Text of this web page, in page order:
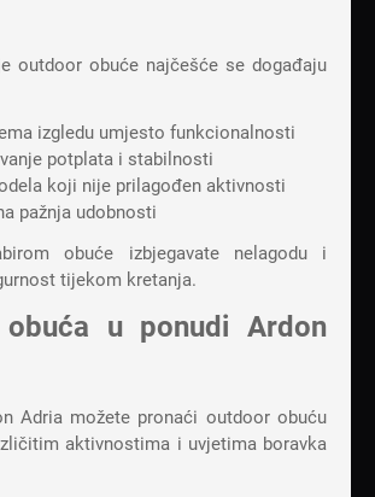
outdoor obuće najčešće se događaju
izgledu umjesto funkcionalnosti
potplata i stabilnosti
koji nije prilagođen aktivnosti
pažnja udobnosti
obuće izbjegavate nelagodu i
tijekom kretanja.
obuća u ponudi Ardon
Adria možete pronaći outdoor obuću
aktivnostima i uvjetima boravka